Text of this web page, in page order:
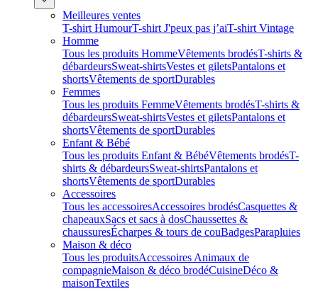
Meilleures ventes
T-shirt HumourT-shirt J'peux pas j’aiT-shirt Vintage
Homme
Tous les produits HommeVêtements brodésT-shirts &
débardeursSweat-shirtsVestes et giletsPantalons et
shortsVêtements de sportDurables
Femmes
Tous les produits FemmeVêtements brodésT-shirts &
débardeursSweat-shirtsVestes et giletsPantalons et
shortsVêtements de sportDurables
Enfant & Bébé
Tous les produits Enfant & BébéVêtements brodésT-
shirts & débardeursSweat-shirtsPantalons et
shortsVêtements de sportDurables
Accessoires
Tous les accessoiresAccessoires brodésCasquettes &
chapeauxSacs et sacs à dosChaussettes &
chaussuresÉcharpes & tours de couBadgesParapluies
Maison & déco
Tous les produitsAccessoires Animaux de
compagnieMaison & déco brodéCuisineDéco &
maisonTextiles